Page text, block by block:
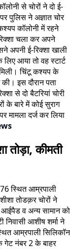
से चोरों ने दो ई-
पुलिस ने अज्ञात चोर
कॉलोनी में रहने
चला कर अपने
अपनी ई-रिक्शा खाली
आया तो वह स्टार्ट
चिंटू कश्यप के
इस दौरान पता
से दो बैटरियां चोरी
के बारे में कोई सुराग
मामला दर्ज कर लिया
तोड़ा, कीमती
स्थित आम्रपाली
तोडक़र चोरों ने
आईपैड व अन्य सामान को
आशीष शर्मा ने
आम्रपाली सिलिकॉन
गेट नंबर 2 के बाहर